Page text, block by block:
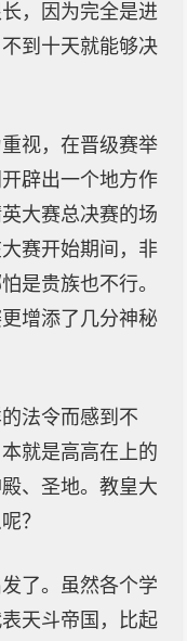
，因为完全是进
到十天就能够决
视，在晋级赛举
辟出一个地方作
大赛总决赛的场
赛开始期间，非
是贵族也不行。
增添了几分神秘
法令而感到不
就是高高在上的
、圣地。教皇大
？
了。虽然各个学
天斗帝国，比起